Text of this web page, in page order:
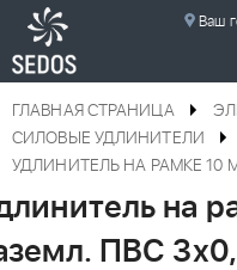
Ваш
ГЛАВНАЯ СТРАНИЦА
СИЛОВЫЕ УДЛИНИТЕЛИ
УДЛИНИТЕЛЬ НА РАМКЕ 10
на
ПВС